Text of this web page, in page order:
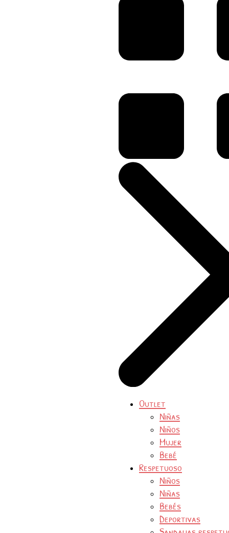
Outlet
Niñas
Niños
Mujer
Bebé
Respetuoso
Niños
Niñas
Bebés
Deportivas